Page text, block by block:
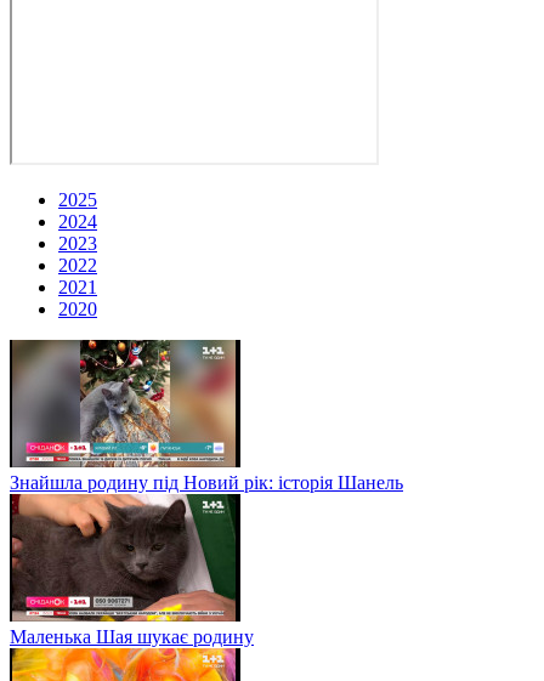
2025
2024
2023
2022
2021
2020
Знайшла родину під Новий рік: історія Шанель
Маленька Шая шукає родину